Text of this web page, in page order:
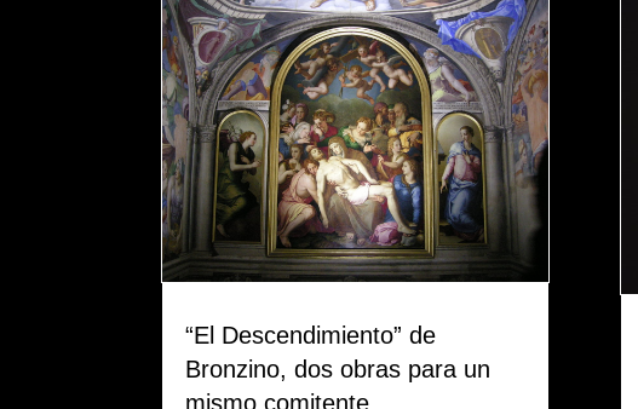
“El Descendimiento” de
Bronzino, dos obras para un
mismo comitente